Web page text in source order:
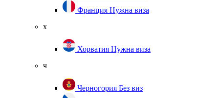
Франция Нужна виза
х
Хорватия Нужна виза
ч
Черногория Без виз